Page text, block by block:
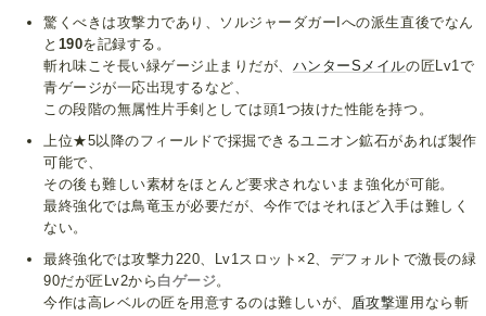
驚くべきは攻撃力であり、ソルジャーダガーIへの派生直後でなん
と 190を記録する。
斬れ味こそ長い緑ゲージ止まりだが、 ハンターSメイルの匠Lv1で
青ゲージが一応出現するなど、
この段階の無属性片手剣としては頭1つ抜けた性能を持つ。
上位★5以降のフィールドで採掘できるユニオン鉱石があれば製作
可能で、
その後も難しい素材をほとんど要求されないまま強化が可能。
最終強化では鳥竜玉が必要だが、今作ではそれほど入手は難しく
ない。
最終強化では攻撃力220、Lv1スロット×2、デフォルトで激長の緑
90だが匠Lv2から 白ゲージ。
今作は高レベルの匠を用意するのは難しいが、 盾攻撃運用なら斬